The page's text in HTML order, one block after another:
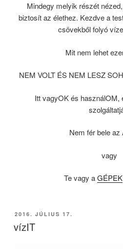
Mindegy melyik részét
biztosít az élethez. Kezdve a
csövekből folyó
Mit nem lehet
NEM VOLT ÉS NEM LESZ
Itt vagyOK és használOM,
Nem fér bele az
vagy
Te vagy aGÉPEK
BEKÜLDVE:
2016. JÚLIUS 17.
vízIT